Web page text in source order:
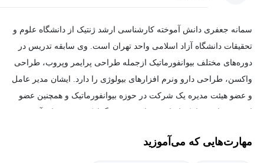
سمانه جعفری دانش آموخته کارشناسی ارشد ژنتیک از دانشگاه علوم و
تحقیقات دانشگاه آزاد اسلامی واحد تهران است. وی سابقه تدریس در
دوره‌های مختلف بیوانفورماتیک ازجمله طراحی پرایمر وپروب، طراحی
واکسن، طراحی دارو ونرم افزارهای بیولوژی را دارد. ایشان مدیر عامل
و عضو هیئت مدیره یک شرکت در حوزه بیوانفورماتیک و همچنین عضو
مهارت‌هایی که می‌آموزید